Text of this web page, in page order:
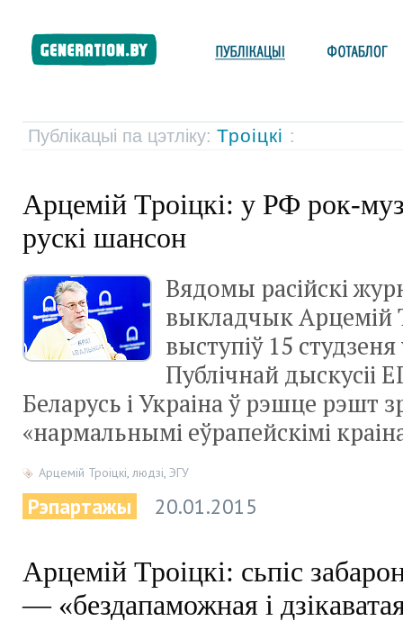
Публікацыі па цэтліку: Троіцкі :
Арцемій Троіцкі: у РФ рок-
рускі шансон
Вядомы расійскі
выкладчык Арцемій
выступіў 15
Публічнай дыскусіі
Беларусь і Украіна ў рэшце рэшт
«нармальнымі еўрапейскімі
Арцемій Троіцкі, людзі, ЭГУ
Рэпартажы 20.01.2015
Арцемій Троіцкі: сьпіс
— «бездапаможная і